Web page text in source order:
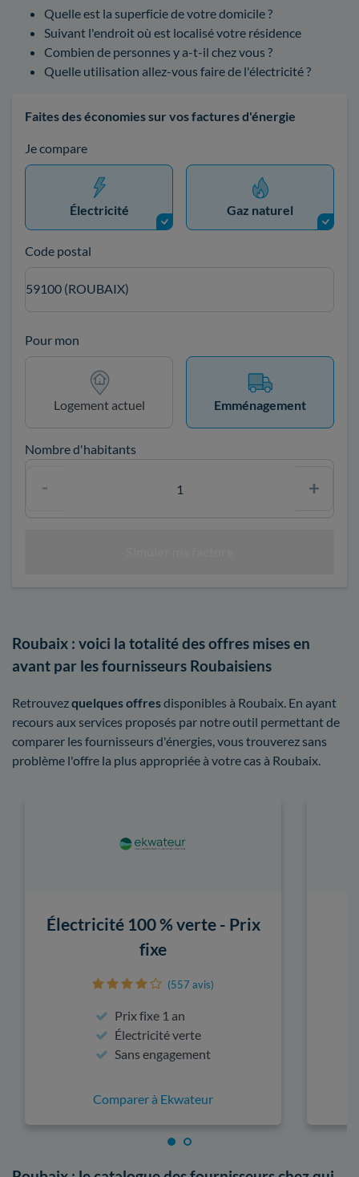
Quelle est la superficie de votre domicile ?
Suivant l'endroit où est localisé votre résidence
Combien de personnes y a-t-il chez vous ?
Quelle utilisation allez-vous faire de l'électricité ?
Faites des économies sur vos factures d'énergie
Je compare
Électricité Gaz naturel
Code postal
59100 (ROUBAIX)
Pour mon
Logement actuel Emménagement
Nombre d'habitants
Roubaix : voici la totalité des offres mises en
avant par les fournisseurs Roubaisiens
Retrouvezquelques offresdisponibles à Roubaix. En ayant
recours aux services proposés par notre outil permettant de
comparer les fournisseurs d'énergies, vous trouverez sans
problème l'offre la plus appropriée à votre cas à Roubaix.
Électricité 100 % verte - Prix
fixe
(557 avis)
Prix fixe 1 an
Électricité verte
Sans engagement
Comparer à Ekwateur